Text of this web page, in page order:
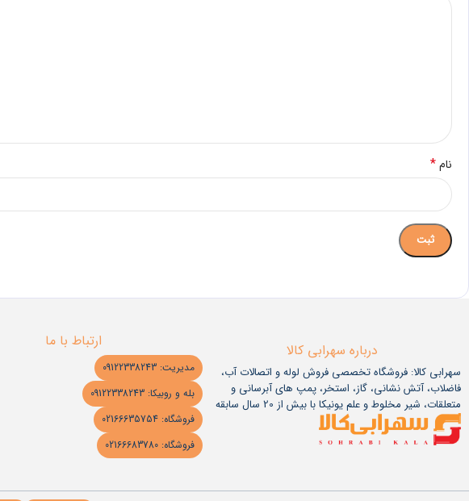
نام*
درباره سهرابی کالا
سهرابی کالا: فروشگاه تخصصی فروش لوله و اتصالات آب،
فاضلاب، آتش نشانی، گاز، استخر، پمپ های آبرسانی و
متعلقات، شیر مخلوط و علم یونیکا با بیش از 20 سال سابقه
ارتباط با ما
مدیریت: 09122338243
بله و روبیکا: 09122338243
فروشگاه: 02166635754
فروشگاه: 02166683780